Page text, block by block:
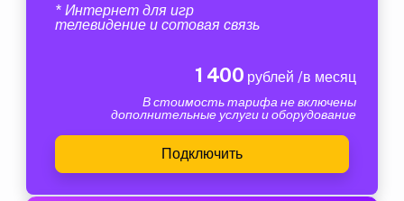
* Интернет для игр
телевидение и сотовая связь
1 400 рублей /в месяц
В стоимость тарифа не включены
дополнительные услуги и оборудование
Подключить